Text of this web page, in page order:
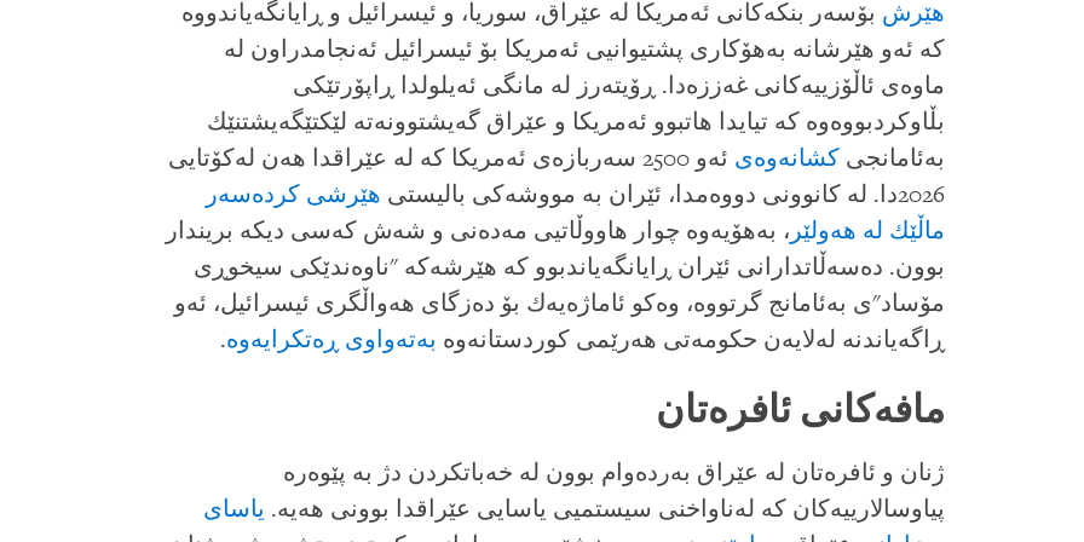
هێرش بۆسەر بنكەكانى ئەمریكا لە عێراق، سوریا، و ئیسرائیل و ڕایانگەیاندووە
كە ئەو هێرشانە بەهۆكارى پشتیوانیى ئەمریكا بۆ ئیسرائیل ئەنجامدراون لە
ماوەى ئاڵۆزییەكانى غەززەدا. ڕۆیتەرز لە مانگى ئەیلولدا ڕاپۆرتێكى
بڵاوكردبووەوە كە تیایدا هاتبوو ئەمریكا و عێراق گەیشتوونەتە لێكتێگەیشتنێك
بەئامانجىكشانەوەى
ئەو 2500 سەربازەى ئەمریكا كە لە عێراقدا هەن لەكۆتایى
2026دا. لە كانوونى دووەمدا، ئێران بە مووشەكى بالیستى
هێرشى كردەسەر
ماڵێك لە هەولێر ، بەهۆیەوە چوار هاووڵاتیى مەدەنى و شەش كەسى دیكە بریندار
بوون. دەسەڵاتدارانى ئێران ڕایانگەیاندبوو كە هێرشەكە "ناوەندێكى سیخوڕى
مۆساد"ى بەئامانج گرتووە، وەكو ئاماژەیەك بۆ دەزگاى هەواڵگرى ئیسرائیل، ئەو
ڕاگەیاندنە لەلایەن حكومەتى هەرێمى كوردستانەوە بەتەواوى ڕەتكرایەوە.
مافەكانى ئافرەتان
ژنان و ئافرەتان لە عێراق بەردەوام بوون لە خەباتكردن دژ بە پێوەرە
پیاوسالارییەكان كە لەناواخنى سیستمیى یاسایى عێراقدا بوونى هەیە. یاساى